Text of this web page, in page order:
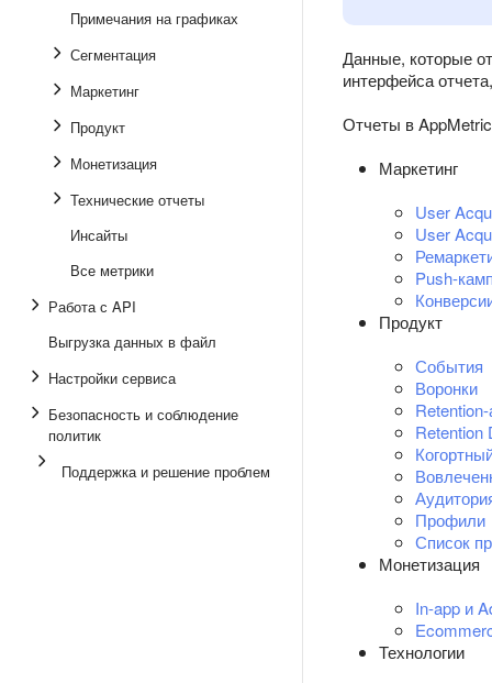
Примечания на графиках
Сегментация
Маркетинг
Продукт
Монетизация
Технические отчеты
Инсайты
Все метрики
Работа с API
Выгрузка данных в файл
Настройки сервиса
Безопасность и соблюдение
политик
Поддержка и решение проблем
Данные, которые
интерфейса
Отчеты в
Маркетинг
User
User
Push-
Продукт
События
Воронки
Retention
Профили
Список
Монетизация
In-app и
Технологии